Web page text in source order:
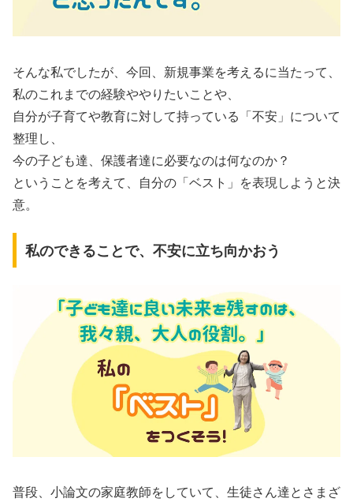
そんな私でしたが、今回、新規事業を考えるに当たって、
私のこれまでの経験ややりたいことや、
自分が子育てや教育に対して持っている「不安」について
整理し、
今の子ども達、保護者達に必要なのは何なのか？
ということを考えて、自分の「ベスト」を表現しようと決
意。
私のできることで、不安に立ち向かおう
普段、小論文の家庭教師をしていて、生徒さん達とさまざ